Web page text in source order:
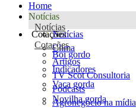
Home
Notícias
Notícias
Notícias
Clima
Artigos
TV Scot Consultoria
Podcasts
Agronegócio na mídia
Cotações
Cotações
Boi gordo
Indicadores
Vaca gorda
Novilha gorda